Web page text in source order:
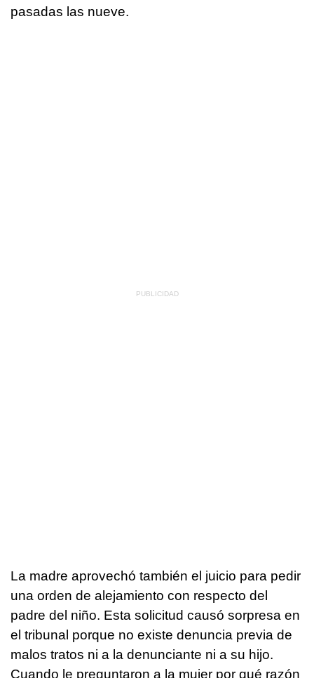
pasadas las nueve.
La madre aprovechó también el juicio para pedir
una orden de alejamiento con respecto del
padre del niño. Esta solicitud causó sorpresa en
el tribunal porque no existe denuncia previa de
malos tratos ni a la denunciante ni a su hijo.
Cuando le preguntaron a la mujer por qué razón